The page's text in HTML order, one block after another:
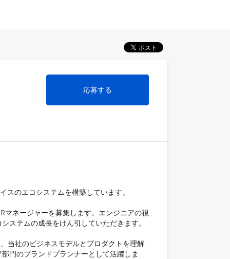
応募する
のエコシステムを構築しています。
ネージャーを募集します。エンジニアの視
ステムの成長をけん引していただきます。
当社のビジネスモデルとプロダクトを理解
門のブランドプランナーとして活躍しま